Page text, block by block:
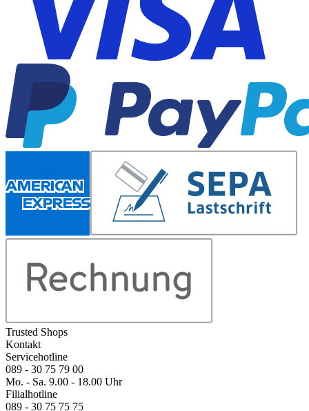
Trusted Shops
Kontakt
Servicehotline
089 - 30 75 79 00
Mo. - Sa. 9.00 - 18.00 Uhr
Filialhotline
089 - 30 75 75 75